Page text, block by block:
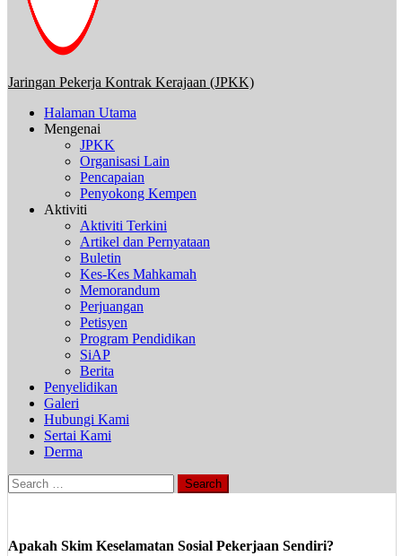
Jaringan Pekerja Kontrak Kerajaan (JPKK)
Halaman Utama
Mengenai
JPKK
Organisasi Lain
Pencapaian
Penyokong Kempen
Aktiviti
Aktiviti Terkini
Artikel dan Pernyataan
Buletin
Kes-Kes Mahkamah
Memorandum
Perjuangan
Petisyen
Program Pendidikan
SiAP
Berita
Penyelidikan
Galeri
Hubungi Kami
Sertai Kami
Derma
Search
for:
Apakah Skim Keselamatan Sosial Pekerjaan Sendiri?